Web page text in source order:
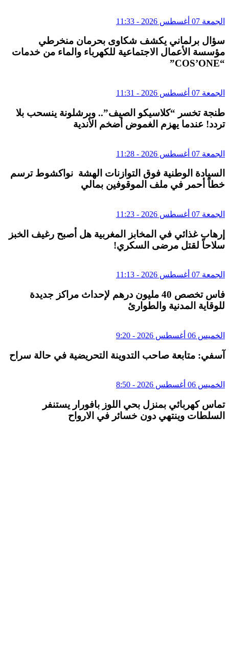
الجمعة 07 أغسطس 2026 - 11:33
سؤال برلماني يكشف شكاوى بحرمان منخرطي
مؤسسة الأعمال الاجتماعية للكهرباء والماء من خدمات
“COS’ONE”
الجمعة 07 أغسطس 2026 - 11:31
طنجة تخسر “كلاسيكو الصيف”.. وبرشلونة ينسحب بلا
تردد! عندما يهزم الغموض أضخم الأندية
الجمعة 07 أغسطس 2026 - 11:28
السيادة الوطنية فوق التوازنات الهشة نواكشوط ترسم
خطاً أحمر في ملف الموقوفين بمالي
الجمعة 07 أغسطس 2026 - 11:23
إرهاب غذائي في المخابز المغربية هل أصبح رغيف الخبز
سلاحاً لقتل مرضى السكري!
الجمعة 07 أغسطس 2026 - 11:13
فاس تخصص 40 مليون درهم لإحداث مراكز جديدة
للوقاية المدنية والطوارئ
الخميس 06 أغسطس 2026 - 9:20
آسفي: متابعة صاحب التدوينة التحريضية في حالة سراح
الخميس 06 أغسطس 2026 - 8:50
تماس كهربائي بمنزل بحي اللوز بافورار يستنفر
السلطات وينتهي دون خسائر في الارواح